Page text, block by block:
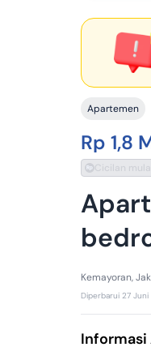
Apartemen
Rp 1,8
Cicilan
Kemayoran,
Diperbarui 27